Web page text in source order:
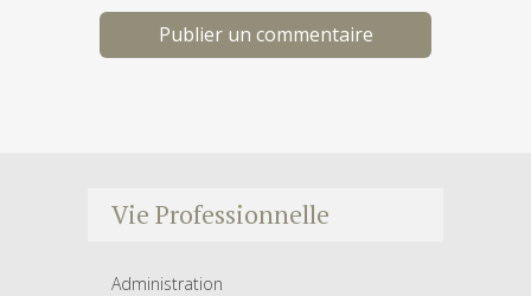
Vie Professionnelle
Administration